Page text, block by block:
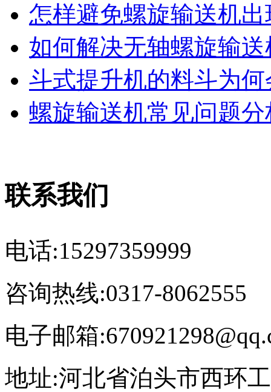
怎样避免螺旋输送机
如何解决无轴螺旋输
斗式提升机的料斗为
螺旋输送机常见问题
联系我们
电话:15297359999
咨询热线:0317-8062555
电子邮箱
地址:河北省泊头市西环